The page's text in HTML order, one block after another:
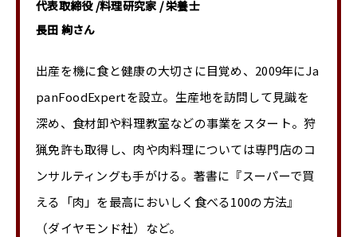
代表取締役 /料理研究家 / 栄養士
長田 絢さん
出産を機に食と健康の大切さに目覚め、2009年にJa
panFoodExpertを設立。生産地を訪問して見識を
深め、食材卸や料理教室などの事業をスタート。狩
猟免許も取得し、肉や肉料理については専門店のコ
ンサルティングも手がける。著書に『スーパーで買
える「肉」を最高においしく食べる100の方法』
（ダイヤモンド社）など。